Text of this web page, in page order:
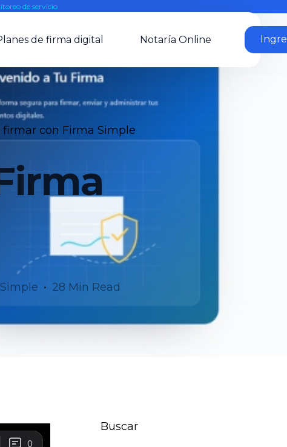
de servicio
de firma digital Notaría Online
firmar con Firma Simple
28 Min Read
Buscar